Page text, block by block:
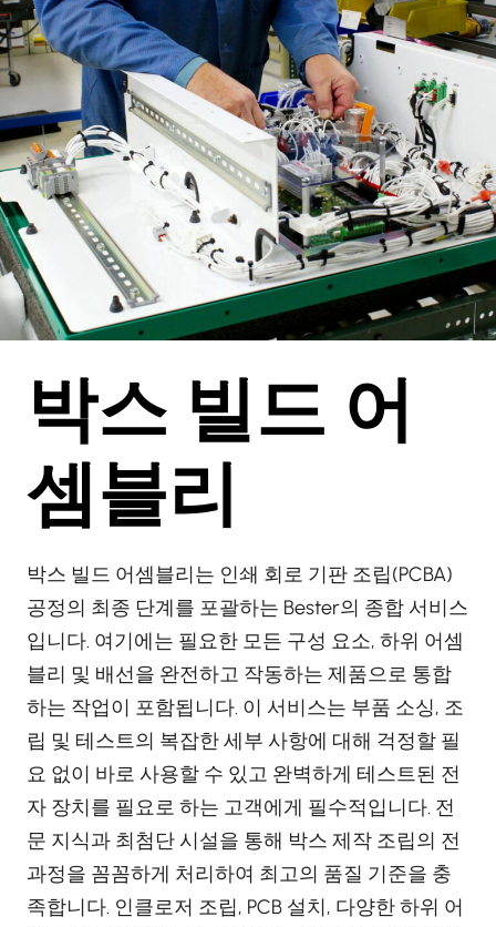
박스 빌드 어
셈블리
박스 빌드 어셈블리는 인쇄 회로 기판 조립(PCBA)
공정의 최종 단계를 포괄하는 Bester의 종합 서비스
입니다. 여기에는 필요한 모든 구성 요소, 하위 어셈
블리 및 배선을 완전하고 작동하는 제품으로 통합
하는 작업이 포함됩니다. 이 서비스는 부품 소싱, 조
립 및 테스트의 복잡한 세부 사항에 대해 걱정할 필
요 없이 바로 사용할 수 있고 완벽하게 테스트된 전
자 장치를 필요로 하는 고객에게 필수적입니다. 전
문 지식과 최첨단 시설을 통해 박스 제작 조립의 전
과정을 꼼꼼하게 처리하여 최고의 품질 기준을 충
족합니다. 인클로저 조립, PCB 설치, 다양한 하위 어